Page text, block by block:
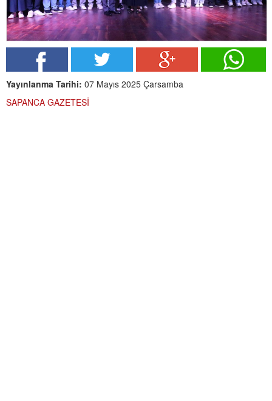
Yayınlanma Tarihi: 07 Mayıs 2025 Çarsamba
SAPANCA GAZETESİ